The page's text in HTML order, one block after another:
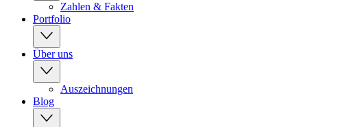
Zahlen & Fakten
Portfolio
Über uns
Auszeichnungen
Blog